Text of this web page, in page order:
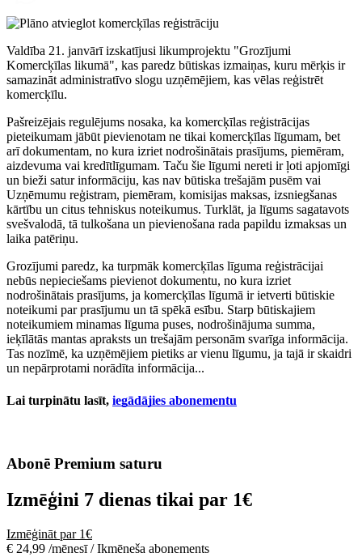
Valdība 21. janvārī izskatījusi likumprojektu "Grozījumi
Komercķīlas likumā", kas paredz būtiskas izmaiņas, kuru mērķis ir
samazināt administratīvo slogu uzņēmējiem, kas vēlas reģistrēt
komercķīlu.
Pašreizējais regulējums nosaka, ka komercķīlas reģistrācijas
pieteikumam jābūt pievienotam ne tikai komercķīlas līgumam, bet
arī dokumentam, no kura izriet nodrošinātais prasījums, piemēram,
aizdevuma vai kredītlīgumam. Taču šie līgumi nereti ir ļoti apjomīgi
un bieži satur informāciju, kas nav būtiska trešajām pusēm vai
Uzņēmumu reģistram, piemēram, komisijas maksas, izsniegšanas
kārtību un citus tehniskus noteikumus. Turklāt, ja līgums sagatavots
svešvalodā, tā tulkošana un pievienošana rada papildu izmaksas un
laika patēriņu.
Grozījumi paredz, ka turpmāk komercķīlas līguma reģistrācijai
nebūs nepieciešams pievienot dokumentu, no kura izriet
nodrošinātais prasījums, ja komercķīlas līgumā ir ietverti būtiskie
noteikumi par prasījumu un tā spēkā esību. Starp būtiskajiem
noteikumiem minamas līguma puses, nodrošinājuma summa,
ieķīlātās mantas apraksts un trešajām personām svarīga informācija.
Tas nozīmē, ka uzņēmējiem pietiks ar vienu līgumu, ja tajā ir skaidri
un nepārprotami norādīta informācija...
Lai turpinātu lasīt, iegādājies abonementu
Abonē Premium saturu
Izmēģini 7 dienas tikai par 1€
Izmēģināt par 1€
€ 24,99 /mēnesī / Ikmēneša abonements